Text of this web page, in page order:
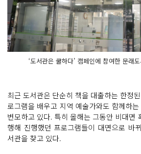
‘도서관은 쿨하다’ 캠페인에 참여한 문래
최근 도서관은 단순히 책을 대출하는 한정
로그램을 배우고 지역 예술가와도 함께하
변모하고 있다. 특히 올해는 그동안 비대면
행해 진행했던 프로그램들이 대면으로 바
서관을 찾고 있다.